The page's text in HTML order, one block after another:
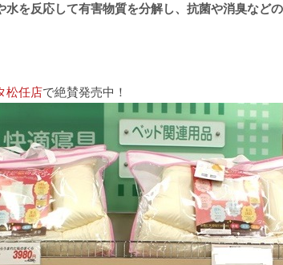
を反応して有害物質を分解し、抗菌や消臭など
松任店で絶賛発売中！